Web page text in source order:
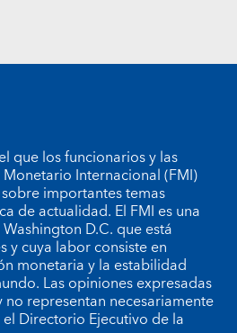
que los funcionarios y las
Internacional (FMI)
importantes temas
de actualidad. El FMI es una
D.C. que está
y cuya labor consiste en
monetaria y la estabilidad
Las opiniones expresadas
representan necesariamente
Directorio Ejecutivo de la